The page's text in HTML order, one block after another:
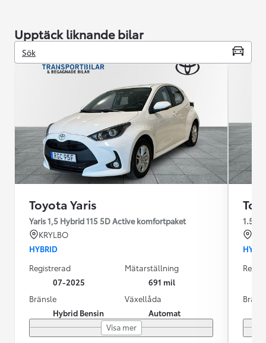
Upptäck liknande bilar
Sök
Toyota Yaris
Yaris 1,5 Hybrid 115 5D Active komfortpaket
KRYLBO
HYBRID
Registrerad
07-2025
Mätarställning
691 mil
Bränsle
Hybrid Bensin
Växellåda
Automat
Visa mer